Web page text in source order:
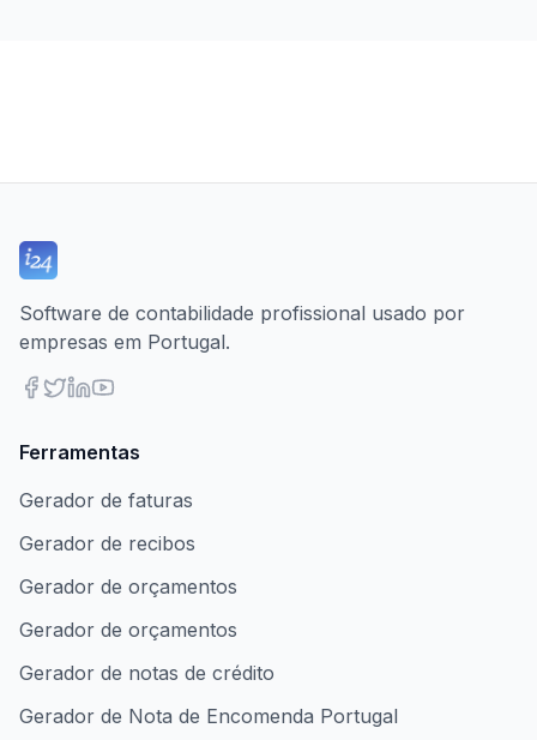
Software de contabilidade profissional usado por
empresas em Portugal.
Ferramentas
Gerador de faturas
Gerador de recibos
Gerador de orçamentos
Gerador de orçamentos
Gerador de notas de crédito
Gerador de Nota de Encomenda Portugal